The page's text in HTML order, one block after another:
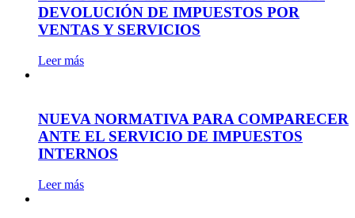
DEVOLUCIÓN DE IMPUESTOS POR
VENTAS Y SERVICIOS
Leer más
NUEVA NORMATIVA PARA COMPARECER
ANTE EL SERVICIO DE IMPUESTOS
INTERNOS
Leer más